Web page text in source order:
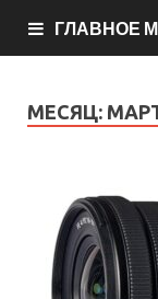
ГЛАВНОЕ
МЕСЯЦ: